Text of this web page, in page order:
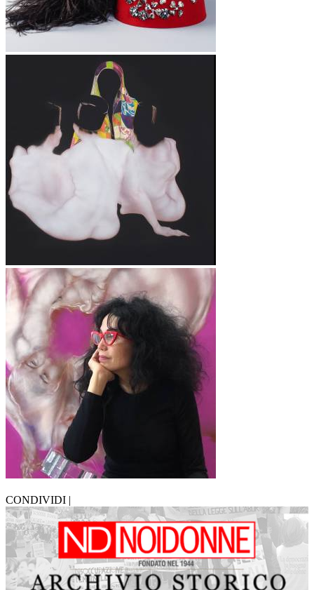
CONDIVIDI |